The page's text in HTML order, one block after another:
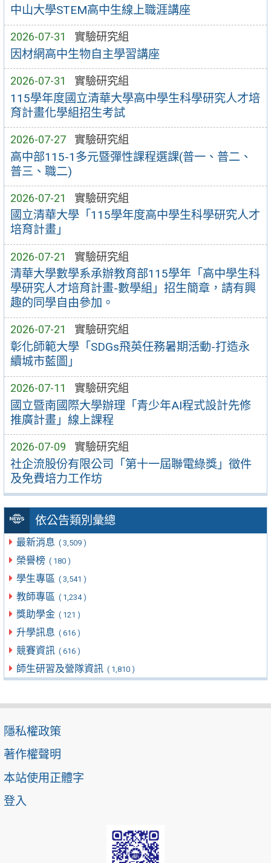
中山大學STEM高中生線上職涯講座
2026-07-31 實驗研究組
因材網高中生物自主學習講座
2026-07-31 實驗研究組
115學年度國立清華大學高中學生科學研究人才培
育計畫化學組招生考試
2026-07-27 實驗研究組
高中部115-1多元暨彈性課程選課(普一、普二、
普三、職二)
2026-07-21 實驗研究組
國立清華大學「115學年度高中學生科學研究人才
培育計畫」
2026-07-21 實驗研究組
清華大學數學系承辦教育部115學年「高中學生科
學研究人才培育計畫-數學組」招生簡章，請有興
趣的同學自由參加。
2026-07-21 實驗研究組
彰化師範大學「SDGs飛英任務暑期活動-打造永
續城市藍圖」
2026-07-11 實驗研究組
國立暨南國際大學辦理「青少年AI程式設計先修
推廣計畫」線上課程
2026-07-09 實驗研究組
社企流股份有限公司「第十一屆聯電綠獎」徵件
及免費培力工作坊
依公告類別彙總
最新消息 ( 3,509 )
榮譽榜 ( 180 )
學生專區 ( 3,541 )
教師專區 ( 1,234 )
獎助學金 ( 121 )
升學訊息 ( 616 )
競賽資訊 ( 616 )
師生研習及營隊資訊 ( 1,810 )
隱私權政策
著作權聲明
本站使用正體字
登入